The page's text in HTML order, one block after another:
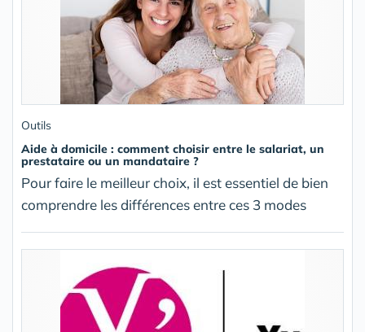
Outils
Aide à domicile : comment choisir entre le salariat, un
prestataire ou un mandataire ?
Pour faire le meilleur choix, il est essentiel de bien
comprendre les différences entre ces 3 modes